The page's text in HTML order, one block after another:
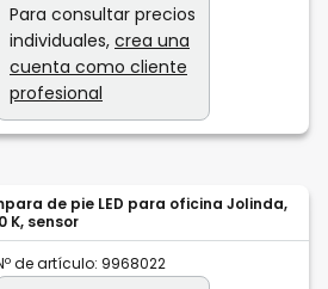
Para consultar precios
individuales, crea una
cuenta como cliente
profesional
de pie LED para oficina Jolinda,
K, sensor
de artículo: 9968022